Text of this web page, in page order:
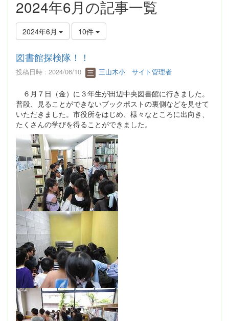
2024年6月の記事一覧
2024年6月 10件
図書館探検隊！！
投稿日時 : 2024/06/10 三山木小 サイト管理者
６月７日（金）に３年生が田辺中央図書館に行きました。
普段、見ることができないブックポストの裏側などを見せて
いただきました。市役所をはじめ、様々なところに出向き、
たくさんの学びを得ることができました。